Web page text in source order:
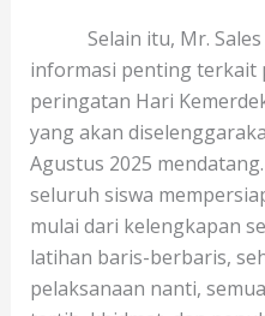
Selain itu, Mr. Sales
informasi penting terkait
peringatan Hari
yang akan
Agustus 2025
seluruh siswa
mulai dari kelengkapan
latihan baris-berbaris,
pelaksanaan nanti,